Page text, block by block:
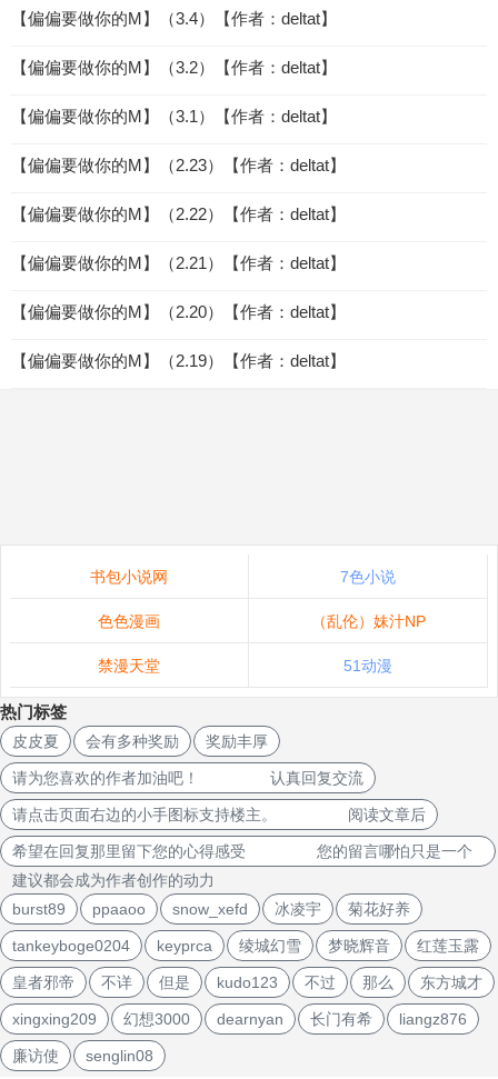
【偏偏要做你的M】（3.4）【作者：deltat】
【偏偏要做你的M】（3.2）【作者：deltat】
【偏偏要做你的M】（3.1）【作者：deltat】
【偏偏要做你的M】（2.23）【作者：deltat】
【偏偏要做你的M】（2.22）【作者：deltat】
【偏偏要做你的M】（2.21）【作者：deltat】
【偏偏要做你的M】（2.20）【作者：deltat】
【偏偏要做你的M】（2.19）【作者：deltat】
书包小说网 7色小说
色色漫画 （乱伦）妹汁NP
禁漫天堂 51动漫
热门标签
皮皮夏 会有多种奖励 奖励丰厚
请为您喜欢的作者加油吧！ 认真回复交流
请点击页面右边的小手图标支持楼主。 阅读文章后
希望在回复那里留下您的心得感受 您的留言哪怕只是一个
建议都会成为作者创作的动力
burst89
ppaaoo snow_xefd 冰凌宇 菊花好养
tankeyboge0204 keyprca 绫城幻雪 梦晓辉音 红莲玉露
皇者邪帝 不详 但是 kudo123 不过 那么 东方城才
xingxing209 幻想3000 dearnyan 长门有希 liangz876
廉访使 senglin08